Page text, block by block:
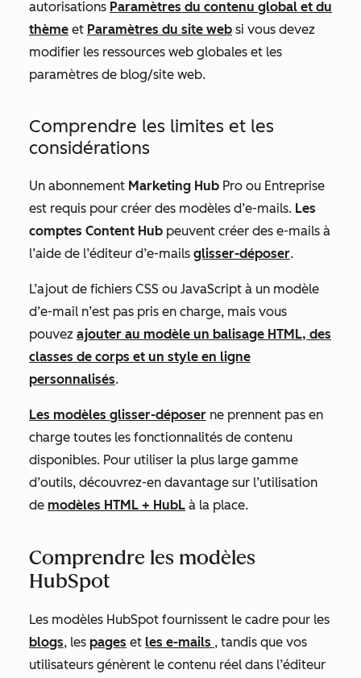
autorisations Paramètres du contenu global et du
thème et Paramètres du site web si vous devez
modifier les ressources web globales et les
paramètres de blog/site web.
Comprendre les limites et les
considérations
Un abonnement Marketing Hub Pro ou Entreprise
est requis pour créer des modèles d’e-mails. Les
comptes Content Hub peuvent créer des e-mails à
l’aide de l’éditeur d’e-mails glisser-déposer.
L’ajout de fichiers CSS ou JavaScript à un modèle
d’e-mail n’est pas pris en charge, mais vous
pouvez ajouter au modèle un balisage HTML, des
classes de corps et un style en ligne
personnalisés.
Les modèles glisser-déposer ne prennent pas en
charge toutes les fonctionnalités de contenu
disponibles. Pour utiliser la plus large gamme
d’outils, découvrez-en davantage sur l’utilisation
de modèles HTML + HubL à la place.
Comprendre les modèles
HubSpot
Les modèles HubSpot fournissent le cadre pour les
blogs, les pages et les e-mails , tandis que vos
utilisateurs génèrent le contenu réel dans l’éditeur